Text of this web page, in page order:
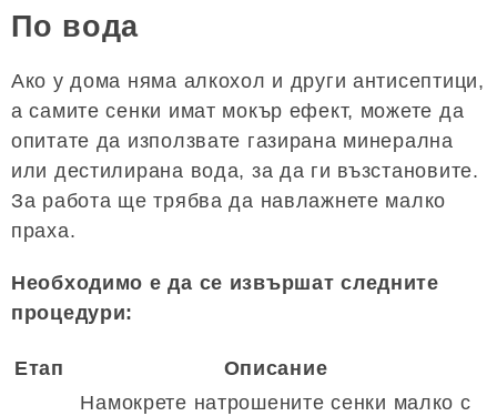
По вода
Ако у дома няма алкохол и други антисептици,
а самите сенки имат мокър ефект, можете да
опитате да използвате газирана минерална
или дестилирана вода, за да ги възстановите.
За работа ще трябва да навлажнете малко
праха.
Необходимо е да се извършат следните
процедури:
Етап Описание
Намокрете натрошените сенки малко с